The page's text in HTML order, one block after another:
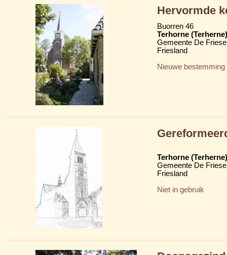
Hervormde
Buorren 46
Terhorne (Terherne)
Gemeente De
Friesland
Nieuwe bestemming
Terhorne (Terherne)
Gemeente De
Friesland
Niet in gebruik